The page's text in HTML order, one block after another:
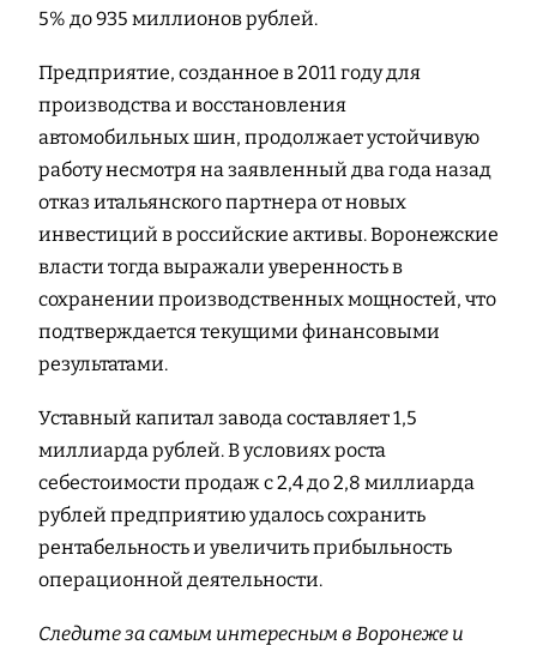
5% до 935 миллионов рублей.
Предприятие, созданное в 2011 году для
производства и восстановления
автомобильных шин, продолжает устойчивую
работу несмотря на заявленный два года назад
отказ итальянского партнера от новых
инвестиций в российские активы. Воронежские
власти тогда выражали уверенность в
сохранении производственных мощностей, что
подтверждается текущими финансовыми
результатами.
Уставный капитал завода составляет 1,5
миллиарда рублей. В условиях роста
себестоимости продаж с 2,4 до 2,8 миллиарда
рублей предприятию удалось сохранить
рентабельность и увеличить прибыльность
операционной деятельности.
Следите за самым интересным в Воронеже и